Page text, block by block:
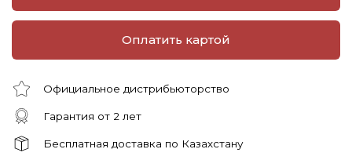
Оплатить картой
Официальное дистрибьюторство
Гарантия от 2 лет
Бесплатная доставка по Казахстану